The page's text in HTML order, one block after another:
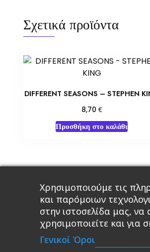
Σχετικά προϊόντα
DIFFERENT SEASONS – STEPHEN
8,70 €
Προσθήκη στο καλάθι
Κεντρική Βιβλία
Χρησιμοποιούμε τις
και παρόμοιων
στην ιστοσελίδα μας,
χρησιμοποιείτε και για
Γενικοί Όροι